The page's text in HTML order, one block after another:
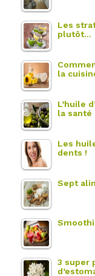
Les
plutôt…
la
L’huile
la santé
Les
dents !
Sept
3 super